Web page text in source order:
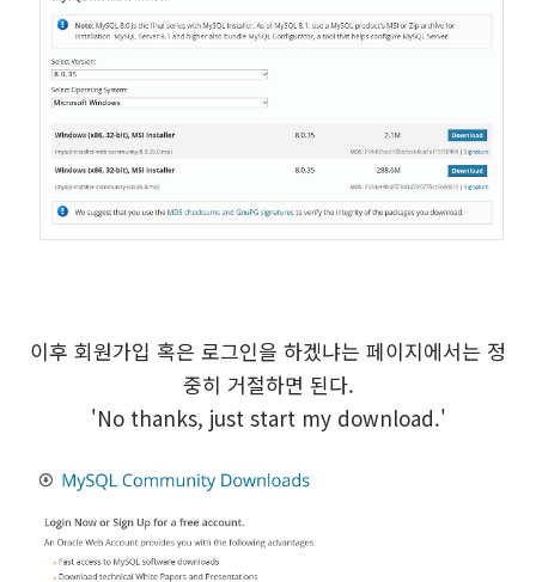
이후 회원가입 혹은 로그인을 하겠냐는 페이지에서는 정
중히 거절하면 된다.
'No thanks, just start my download.'